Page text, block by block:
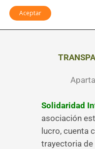
Solidaridad
asociación
lucro, cuenta
trayectoria de
Aceptar